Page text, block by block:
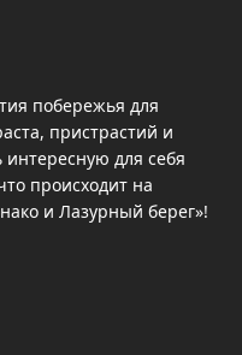
побережья для
пристрастий и
для себя
происходит на
и Лазурный берег»!